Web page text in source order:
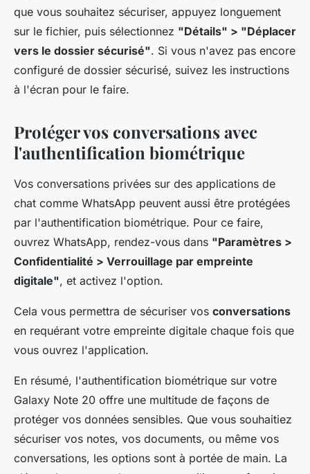
que vous souhaitez sécuriser, appuyez longuement
sur le fichier, puis sélectionnez "Détails" > "Déplacer
vers le dossier sécurisé". Si vous n'avez pas encore
configuré de dossier sécurisé, suivez les instructions
à l'écran pour le faire.
Protéger vos conversations avec
l'authentification biométrique
Vos conversations privées sur des applications de
chat comme WhatsApp peuvent aussi être protégées
par l'authentification biométrique. Pour ce faire,
ouvrez WhatsApp, rendez-vous dans "Paramètres >
Confidentialité > Verrouillage par empreinte
digitale", et activez l'option.
Cela vous permettra de sécuriser vos conversations
en requérant votre empreinte digitale chaque fois que
vous ouvrez l'application.
En résumé, l'authentification biométrique sur votre
Galaxy Note 20 offre une multitude de façons de
protéger vos données sensibles. Que vous souhaitiez
sécuriser vos notes, vos documents, ou même vos
conversations, les options sont à portée de main. La